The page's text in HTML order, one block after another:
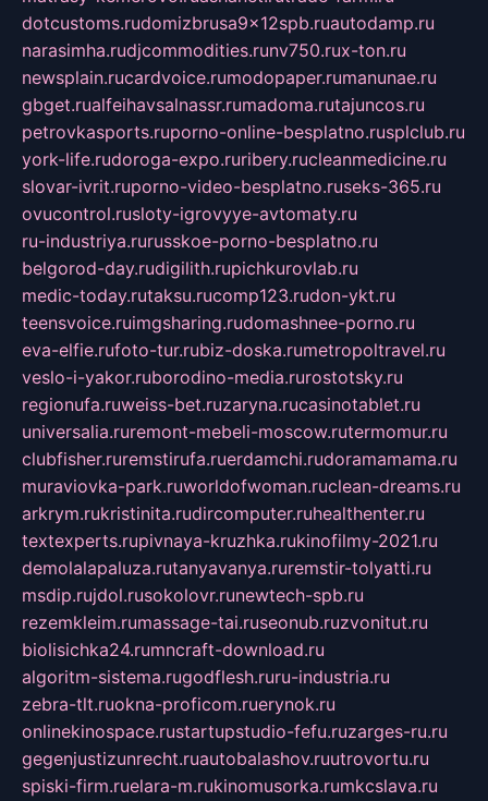
dotcustoms.rudomizbrusa9x12spb.ruautodamp.ru
narasimha.rudjcommodities.runv750.rux-ton.ru
newsplain.rucardvoice.rumodopaper.rumanunae.ru
gbget.rualfeihavsalnassr.rumadoma.rutajuncos.ru
petrovkasports.ruporno-online-besplatno.rusplclub.ru
york-life.rudoroga-expo.ruribery.rucleanmedicine.ru
slovar-ivrit.ruporno-video-besplatno.ruseks-365.ru
ovucontrol.rusloty-igrovyye-avtomaty.ru
ru-industriya.rurusskoe-porno-besplatno.ru
belgorod-day.rudigilith.rupichkurovlab.ru
medic-today.rutaksu.rucomp123.rudon-ykt.ru
teensvoice.ruimgsharing.rudomashnee-porno.ru
eva-elfie.rufoto-tur.rubiz-doska.rumetropoltravel.ru
veslo-i-yakor.ruborodino-media.rurostotsky.ru
regionufa.ruweiss-bet.ruzaryna.rucasinotablet.ru
universalia.ruremont-mebeli-moscow.rutermomur.ru
clubfisher.ruremstirufa.ruerdamchi.rudoramamama.ru
muraviovka-park.ruworldofwoman.ruclean-dreams.ru
arkrym.rukristinita.rudircomputer.ruhealthenter.ru
textexperts.rupivnaya-kruzhka.rukinofilmy-2021.ru
demolalapaluza.rutanyavanya.ruremstir-tolyatti.ru
msdip.rujdol.rusokolovr.runewtech-spb.ru
rezemkleim.rumassage-tai.ruseonub.ruzvonitut.ru
biolisichka24.rumncraft-download.ru
algoritm-sistema.rugodflesh.ruru-industria.ru
zebra-tlt.ruokna-proficom.ruerynok.ru
onlinekinospace.rustartupstudio-fefu.ruzarges-ru.ru
gegenjustizunrecht.ruautobalashov.ruutrovortu.ru
spiski-firm.ruelara-m.rukinomusorka.rumkcslava.ru